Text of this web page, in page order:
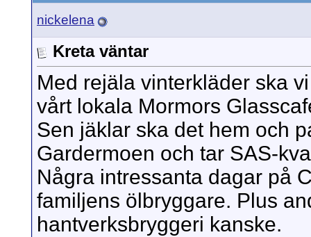
nickelena
Kreta väntar
Med rejäla vinterkläder ska
vårt lokala Mormors
Sen jäklar ska det hem och
Gardermoen och tar SAS-
Några intressanta dagar på
familjens ölbryggare. Plus
hantverksbryggeri kanske.